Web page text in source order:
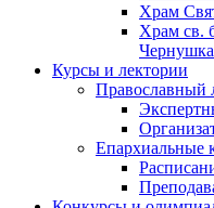
Храм
Храм св.
Чернушка
Курсы и лектории
Православный
Епархиальные